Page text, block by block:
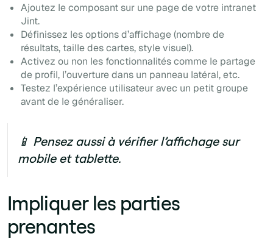
Ajoutez le composant sur une page de votre intranet
Jint.
Définissez les options d’affichage (nombre de
résultats, taille des cartes, style visuel).
Activez ou non les fonctionnalités comme le partage
de profil, l’ouverture dans un panneau latéral, etc.
Testez l’expérience utilisateur avec un petit groupe
avant de le généraliser.
📱 Pensez aussi à vérifier l’affichage sur
mobile et tablette.
Impliquer les parties
prenantes‍